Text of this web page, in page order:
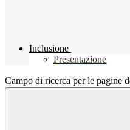
Inclusione
Presentazione
Campo di ricerca per le pagine